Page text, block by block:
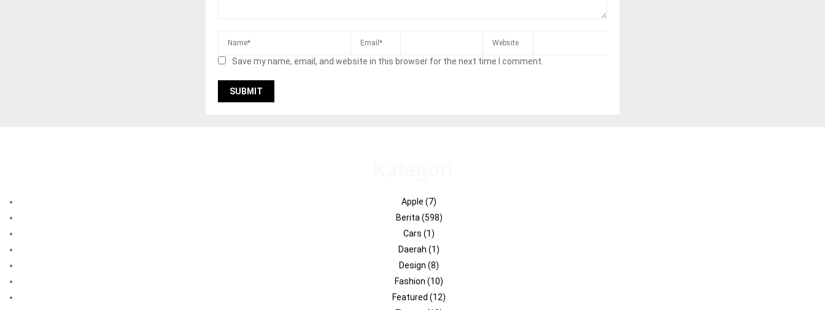
Save my name, email, and website in this browser for the next time I comment.
Apple (7)
Berita (598)
Cars (1)
Daerah (1)
Design (8)
Fashion (10)
Featured (12)